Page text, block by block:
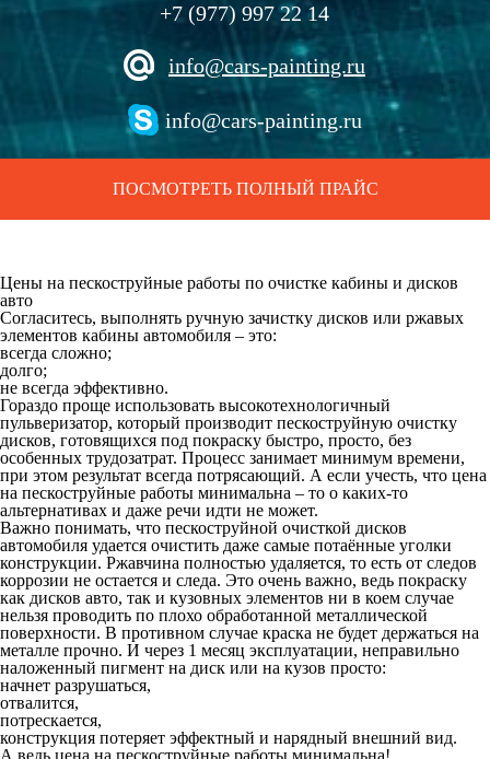
+7 (977) 997 22 14
info@cars-painting.ru
info@cars-painting.ru
ПОСМОТРЕТЬ ПОЛНЫЙ ПРАЙС
Цены на пескоструйные работы по очистке кабины и дисков
авто
Согласитесь, выполнять ручную зачистку дисков или ржавых
элементов кабины автомобиля – это:
всегда сложно;
долго;
не всегда эффективно.
Гораздо проще использовать высокотехнологичный
пульверизатор, который производит пескоструйную очистку
дисков, готовящихся под покраску быстро, просто, без
особенных трудозатрат. Процесс занимает минимум времени,
при этом результат всегда потрясающий. А если учесть, что цена
на пескоструйные работы минимальна – то о каких-то
альтернативах и даже речи идти не может.
Важно понимать, что пескоструйной очисткой дисков
автомобиля удается очистить даже самые потаённые уголки
конструкции. Ржавчина полностью удаляется, то есть от следов
коррозии не остается и следа. Это очень важно, ведь покраску
как дисков авто, так и кузовных элементов ни в коем случае
нельзя проводить по плохо обработанной металлической
поверхности. В противном случае краска не будет держаться на
металле прочно. И через 1 месяц эксплуатации, неправильно
наложенный пигмент на диск или на кузов просто:
начнет разрушаться,
отвалится,
потрескается,
конструкция потеряет эффектный и нарядный внешний вид.
А ведь цена на пескоструйные работы минимальна!